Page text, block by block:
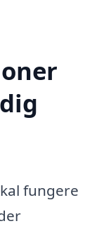
fungere